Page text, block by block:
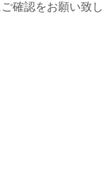
確認をお願い致し